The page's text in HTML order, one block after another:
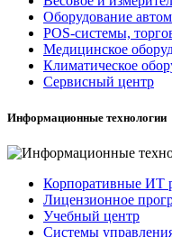
Оборудование
POS-системы,
Медицинское
Климатическое
Сервисный центр
Информационные технологии
Корпоративные ИТ
Лицензионное
Учебный центр
Системы